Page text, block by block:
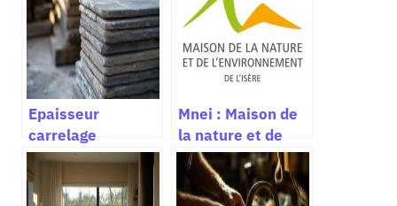
Epaisseur
carrelage
Mnei : Maison de
la nature et de
l’environnement
de l’Isère